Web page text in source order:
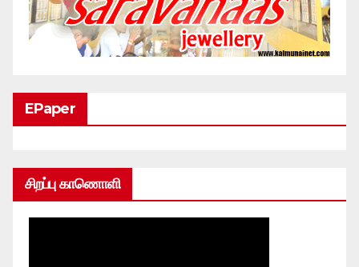
EPaper
சிறப்பு காணொளி